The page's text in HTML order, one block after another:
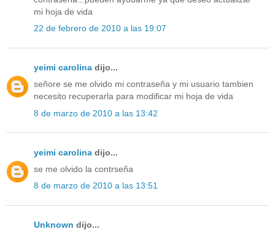
mi hoja de vida
22 de febrero de 2010 a las 19:07
yeimi carolina dijo...
señore se me olvido mi contraseña y mi usuario tambien
necesito recuperarla para modificar mi hoja de vida
8 de marzo de 2010 a las 13:42
yeimi carolina dijo...
se me olvido la contrseña
8 de marzo de 2010 a las 13:51
Unknown dijo...